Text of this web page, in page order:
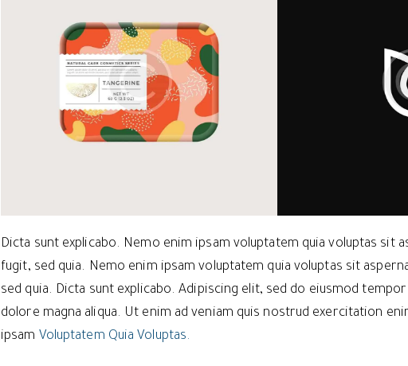
Dicta sunt explicabo. Nemo enim ipsam voluptatem quia voluptas sit
fugit, sed quia. Nemo enim ipsam voluptatem quia voluptas sit
sed quia. Dicta sunt explicabo. Adipiscing elit, sed do eiusmod
dolore magna aliqua. Ut enim ad veniam quis nostrud exercitation
ipsam Voluptatem Quia Voluptas.